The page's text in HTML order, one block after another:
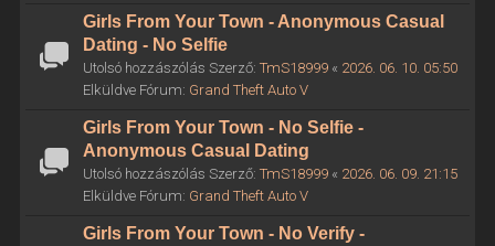
Girls From Your Town - Anonymous Casual
Dating - No Selfie
Utolsó hozzászólás Szerző: TmS18999« 2026. 06. 10. 05:50
Elküldve Fórum: Grand Theft Auto V
Girls From Your Town - No Selfie -
Anonymous Casual Dating
Utolsó hozzászólás Szerző: TmS18999« 2026. 06. 09. 21:15
Elküldve Fórum: Grand Theft Auto V
Girls From Your Town - No Verify -